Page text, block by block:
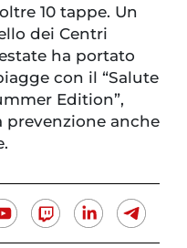
10 tappe. Un
dei Centri
ha portato
con il “Salute
Edition”,
anche